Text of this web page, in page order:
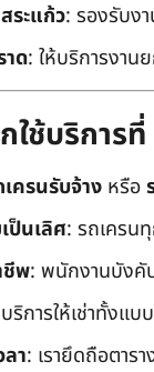
สระแก้ว: รองรับง
าด: ให้บริการงาน
ใช้บริการ
ครนรับจ้าง หรือ
ป็นเลิศ: รถเครน
ชีพ: พนักงานบังคั
ริการให้เช่าทั้งแบ
า: เรายึดถือตาร